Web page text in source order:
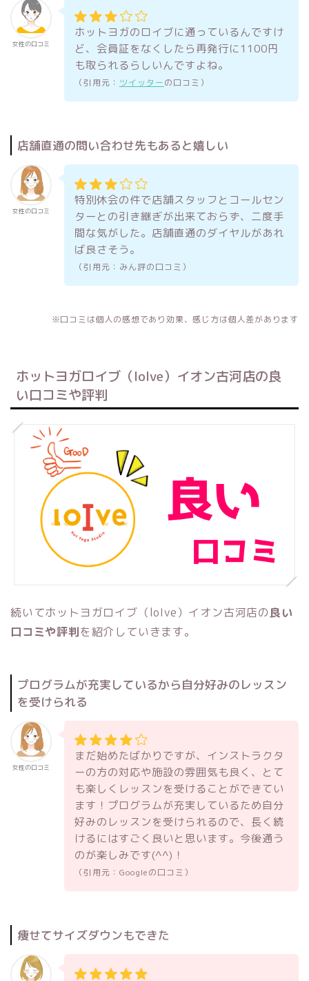
女性の口コミ
ホットヨガのロイブに通っているんですけ
ど、会員証をなくしたら再発行に1100円
も取られるらしいんですよね。
（引用元： ツイッターの口コミ）
店舗直通の問い合わせ先もあると嬉しい
女性の口コミ
特別休会の件で店舗スタッフとコールセン
ターとの引き継ぎが出来ておらず、二度手
間な気がした。店舗直通のダイヤルがあれ
ば良さそう。
（引用元：みん評の口コミ）
※口コミは個人の感想であり効果、感じ方は個人差があります
ホットヨガロイブ（loIve）イオン古河店の良
い口コミや評判
続いてホットヨガロイブ（loIve）イオン古河店の良い
口コミや評判を紹介していきます。
プログラムが充実しているから自分好みのレッスン
を受けられる
女性の口コミ
まだ始めたばかりですが、インストラクタ
ーの方の対応や施設の雰囲気も良く、とて
も楽しくレッスンを受けることができてい
ます！プログラムが充実しているため自分
好みのレッスンを受けられるので、長く続
けるにはすごく良いと思います。今後通う
のが楽しみです(^^)！
（引用元：Googleの口コミ）
痩せてサイズダウンもできた